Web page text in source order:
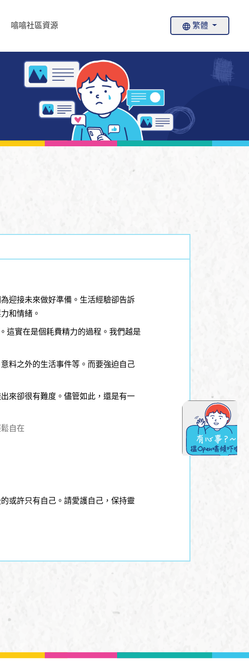
噏噏社區資源 繁體
迎接未來做好準備。生活經驗卻告訴
和情緒。
這實在是個耗費精力的過程。我們越是
料之外的生活事件等。而要強迫自己
來卻很有難度。儘管如此，還是有一
自在
或許只有自己。請愛護自己，保持靈